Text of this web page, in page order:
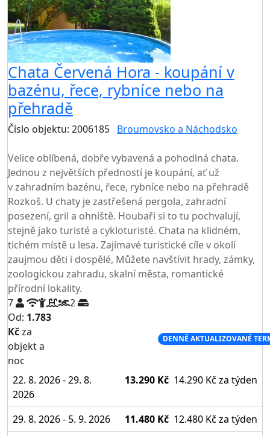
Chata Červená Hora - koupání v
bazénu, řece, rybníce nebo na
přehradě
Číslo objektu: 2006185 Broumovsko a Náchodsko
Velice oblíbená, dobře vybavená a pohodlná chata.
Jednou z největších předností je koupání, ať už
v zahradním bazénu, řece, rybníce nebo na přehradě
Rozkoš. U chaty je zastřešená pergola, zahradní
posezení, gril a ohniště. Houbaři si to tu pochvalují,
stejně jako turisté a cykloturisté. Chata na klidném,
tichém místě u lesa. Zajímavé turistické cíle v okolí
zaujmou děti i dospělé, Můžete navštívit hrady, zámky,
zoologickou zahradu, skalní města, romantické
přírodní lokality.
7
2
Od: 1.783
Kčza
objekt a
noc
DENNĚ AKTUALIZOVANÉ
22. 8. 2026 - 29. 8.
2026
13.290 Kč 14.290 Kč za týden
29. 8. 2026 - 5. 9. 2026 11.480 Kč 12.480 Kč za týden